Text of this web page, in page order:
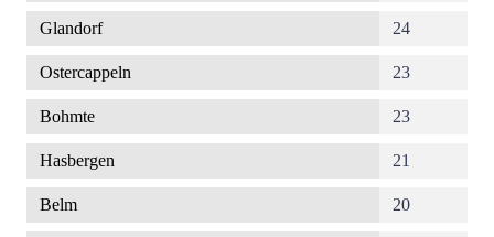
Glandorf 24
Ostercappeln 23
Bohmte 23
Hasbergen 21
Belm 20